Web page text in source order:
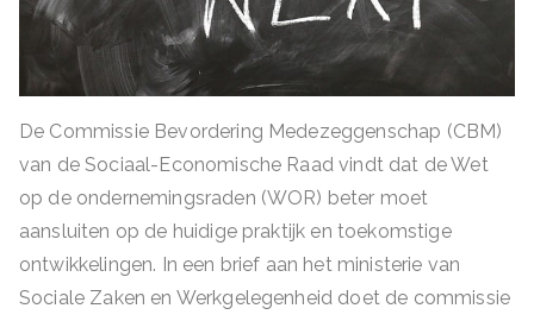
De Commissie Bevordering Medezeggenschap (CBM)
van de Sociaal-Economische Raad vindt dat de Wet
op de ondernemingsraden (WOR) beter moet
aansluiten op de huidige praktijk en toekomstige
ontwikkelingen. In een brief aan het ministerie van
Sociale Zaken en Werkgelegenheid doet de commissie